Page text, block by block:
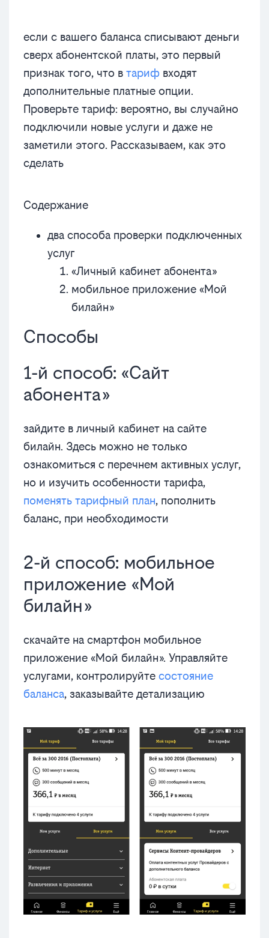
если с вашего баланса списывают деньги
сверх абонентской платы, это первый
признак того, что в тариф входят
дополнительные платные опции.
Проверьте тариф: вероятно, вы случайно
подключили новые услуги и даже не
заметили этого. Рассказываем, как это
сделать
Содержание
два способа проверки подключенных
услуг
«Личный кaбинeт абонента»
мобильное приложение «Мой
билайн»
Способы
1-й способ: «Сайт
абонента»
зайдите в личный кабинет на сайте
билайн. Здесь можно не только
ознакомиться с перечнем активных услуг,
но и изучить особенности тарифа,
поменять тарифный план, пополнить
баланс, при необходимости
2-й способ: мобильное
приложение «Мой
билайн»
скачайте на смартфон мобильное
приложение «Мой билайн». Управляйте
услугами, контролируйте состояние
баланса, заказывайте детализацию